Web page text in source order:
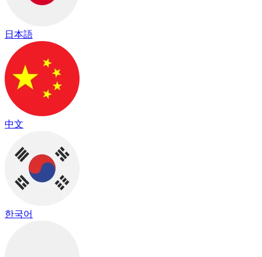
日本語
中文
한국어